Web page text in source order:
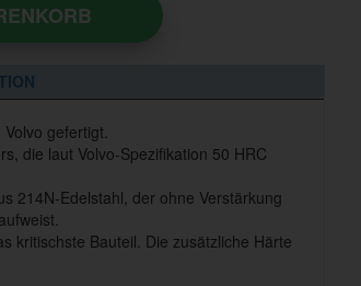
gefertigt.
die laut Volvo-Spezifikation 50 HRC
214N-Edelstahl, der ohne Verstärkung
kritischste Bauteil. Die zusätzliche Härte